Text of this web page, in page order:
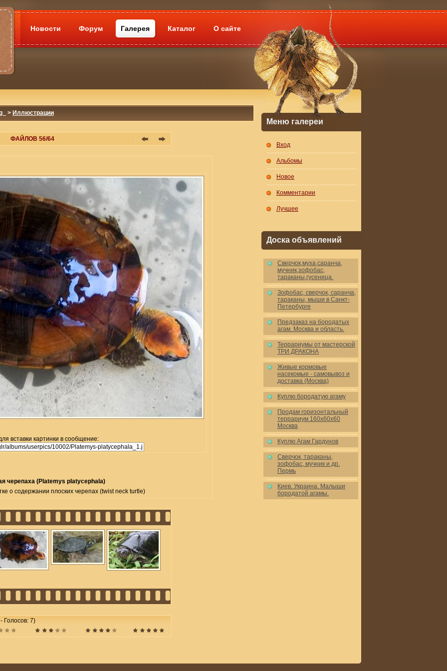
Новости Форум Галерея Каталог О сайте
> Иллюстрации
ФАЙЛОВ 56/64
вставки картинки в сообщение:
черепаха (Platemys platycephala)
о содержании плоских черепах (twist neck turtle)
Голосов: 7)
Меню галереи
Вход
Альбомы
Новое
Комментарии
Лучшее
Доска объявлений
Cверчок,муха,саранча,
мучник,зофобас,
тараканы,гусеница.
Зофобас, сверчок, саранча,
тараканы, мыши в Санкт-
Петербурге
Предзаказ на бородатых
агам. Москва и область.
Террариумы от мастерской
ТРИ ДРАКОНА
Живые кормовые
насекомые - самовывоз и
доставка (Москва)
Куплю бородатую агаму
Продам горизонтальный
террариум 160x60x60
Москва
Куплю Агам Гардунов
Сверчок, тараканы,
зофобас, мучник и др.
Пермь
Киев. Украина. Малыши
бородатой агамы.